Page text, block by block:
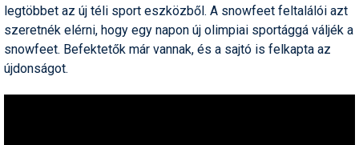
Kerékpár
Korcsolya
legtöbbet az új téli sport eszközből. A snowfeet feltalálói azt
szeretnék elérni, hogy egy napon új olimpiai sportággá váljék a
snowfeet. Befektetők már vannak, és a sajtó is felkapta az
újdonságot.